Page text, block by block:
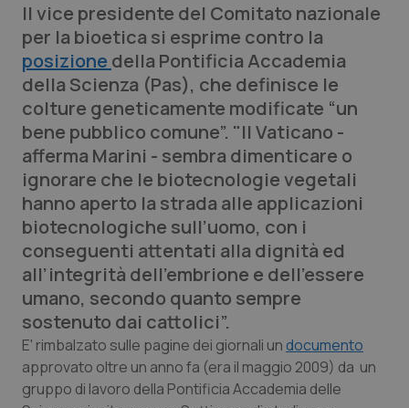
Studi e Analisi
Lettere al direttore
Edizioni Regionali
QS Pro
Professionisti Sanitari.AI
Abruzzo
Basilicata
Calabria
QS Pro Gold
Artrite & artrosi
Asma & BPCO
QS Club Newsletter
Il vice presidente del Comitato nazionale
per la bioetica si esprime contro la
posizione della Pontificia Accademia
della Scienza (Pas), che definisce le
colture geneticamente modificate “un
bene pubblico comune”. "Il Vaticano -
afferma Marini - sembra dimenticare o
ignorare che le biotecnologie vegetali
hanno aperto la strada alle applicazioni
biotecnologiche sull’uomo, con i
conseguenti attentati alla dignità ed
all’integrità dell’embrione e dell’essere
umano, secondo quanto sempre
sostenuto dai cattolici”.
E' rimbalzato sulle pagine dei giornali un documento
approvato oltre un anno fa (era il maggio 2009) da un
gruppo di lavoro della Pontificia Accademia delle